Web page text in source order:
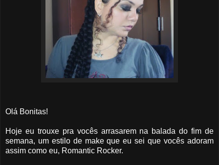
Olá Bonitas!
Hoje eu trouxe pra vocês arrasarem na balada do fim de
semana, um estilo de make que eu sei que vocês adoram
assim como eu, Romantic Rocker.